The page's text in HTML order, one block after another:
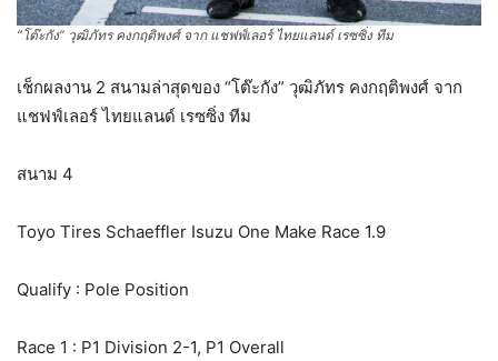
“โต๊ะกัง” วุฒิภัทร คงกฤติพงศ์ จาก แชฟฟ์เลอร์ ไทยแลนด์ เรซซิ่ง ทีม
เช็กผลงาน 2 สนามล่าสุดของ “โต๊ะกัง” วุฒิภัทร คงกฤติพงศ์ จาก
แชฟฟ์เลอร์ ไทยแลนด์ เรซซิ่ง ทีม
สนาม 4
Toyo Tires Schaeffler Isuzu One Make Race 1.9
Qualify : Pole Position
Race 1 : P1 Division 2-1, P1 Overall